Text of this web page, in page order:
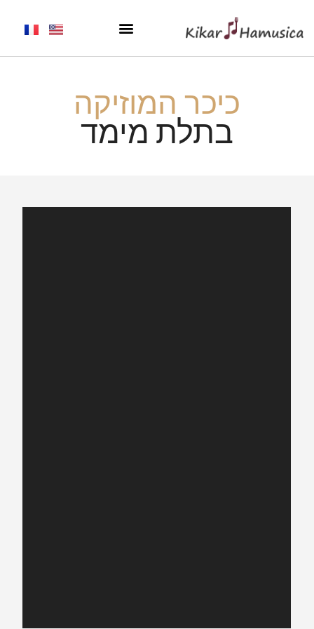
כיכר המוזיקה
בתלת מימד